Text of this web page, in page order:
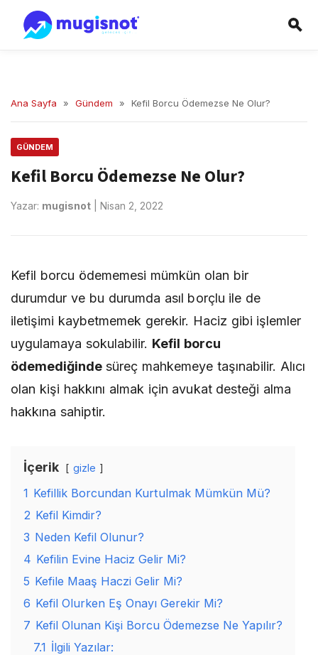
Ana Sayfa » Gündem » Kefil Borcu Ödemezse Ne Olur?
GÜNDEM
Kefil Borcu Ödemezse Ne Olur?
Yazar: mugisnot Nisan 2, 2022
Kefil borcu ödememesi mümkün olan bir
durumdur ve bu durumda asıl borçlu ile de
iletişimi kaybetmemek gerekir. Haciz gibi işlemler
uygulamaya sokulabilir. Kefil borcu
ödemediğinde süreç mahkemeye taşınabilir. Alıcı
olan kişi hakkını almak için avukat desteği alma
hakkına sahiptir.
İçerik gizle
1 Kefillik Borcundan Kurtulmak Mümkün Mü?
2 Kefil Kimdir?
3 Neden Kefil Olunur?
4 Kefilin Evine Haciz Gelir Mi?
5 Kefile Maaş Haczi Gelir Mi?
6 Kefil Olurken Eş Onayı Gerekir Mi?
7 Kefil Olunan Kişi Borcu Ödemezse Ne Yapılır?
7.1 İlgili Yazılar: